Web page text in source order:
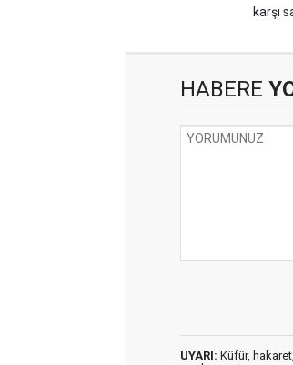
karşı
HABERE
UYARI: Küfür,